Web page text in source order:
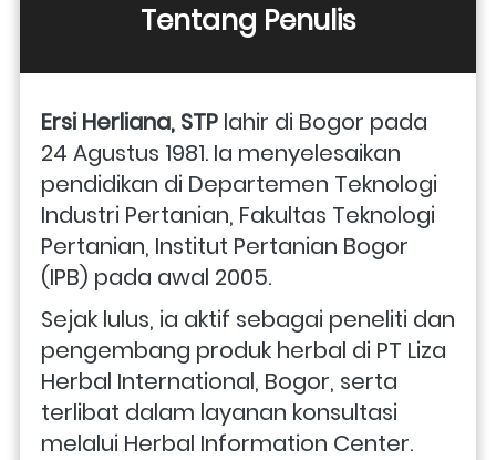
Tentang Penulis
Ersi Herliana, STP lahir di Bogor pada
24 Agustus 1981. Ia menyelesaikan
pendidikan di Departemen Teknologi
Industri Pertanian, Fakultas Teknologi
Pertanian, Institut Pertanian Bogor
(IPB) pada awal 2005.
Sejak lulus, ia aktif sebagai peneliti dan
pengembang produk herbal di PT Liza
Herbal International, Bogor, serta
terlibat dalam layanan konsultasi
melalui Herbal Information Center.